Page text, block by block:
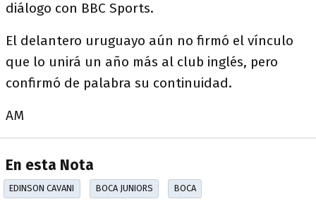
diálogo con BBC Sports.
El delantero uruguayo aún no firmó el vínculo
que lo unirá un año más al club inglés, pero
confirmó de palabra su continuidad.
AM
En esta Nota
EDINSON CAVANI BOCA JUNIORS BOCA